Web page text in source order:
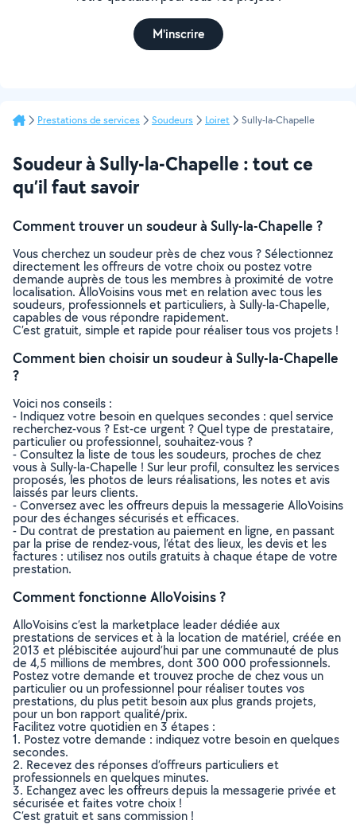
M'inscrire
Prestations de services Soudeurs Loiret Sully-la-Chapelle
Soudeur à Sully-la-Chapelle : tout ce
qu’il faut savoir
Comment trouver un soudeur à Sully-la-Chapelle ?
Vous cherchez un soudeur près de chez vous ? Sélectionnez
directement les offreurs de votre choix ou postez votre
demande auprès de tous les membres à proximité de votre
localisation. AlloVoisins vous met en relation avec tous les
soudeurs, professionnels et particuliers, à Sully-la-Chapelle,
capables de vous répondre rapidement.
C’est gratuit, simple et rapide pour réaliser tous vos projets !
Comment bien choisir un soudeur à Sully-la-Chapelle
?
Voici nos conseils :
- Indiquez votre besoin en quelques secondes : quel service
recherchez-vous ? Est-ce urgent ? Quel type de prestataire,
particulier ou professionnel, souhaitez-vous ?
- Consultez la liste de tous les soudeurs, proches de chez
vous à Sully-la-Chapelle ! Sur leur profil, consultez les services
proposés, les photos de leurs réalisations, les notes et avis
laissés par leurs clients.
- Conversez avec les offreurs depuis la messagerie AlloVoisins
pour des échanges sécurisés et efficaces.
- Du contrat de prestation au paiement en ligne, en passant
par la prise de rendez-vous, l’état des lieux, les devis et les
factures : utilisez nos outils gratuits à chaque étape de votre
prestation.
Comment fonctionne AlloVoisins ?
AlloVoisins c’est la marketplace leader dédiée aux
prestations de services et à la location de matériel, créée en
2013 et plébiscitée aujourd’hui par une communauté de plus
de 4,5 millions de membres, dont 300 000 professionnels.
Postez votre demande et trouvez proche de chez vous un
particulier ou un professionnel pour réaliser toutes vos
prestations, du plus petit besoin aux plus grands projets,
pour un bon rapport qualité/prix.
Facilitez votre quotidien en 3 étapes :
1. Postez votre demande : indiquez votre besoin en quelques
secondes.
2. Recevez des réponses d’offreurs particuliers et
professionnels en quelques minutes.
3. Echangez avec les offreurs depuis la messagerie privée et
sécurisée et faites votre choix !
C’est gratuit et sans commission !